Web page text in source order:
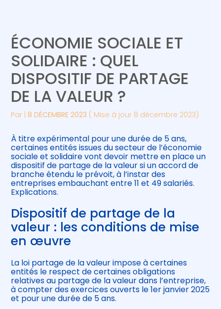
Gérer votre quotidien
Piloter votre entreprise
Développer votre entreprise
Être prêt pour la facturation
électronique
Suivre votre comptabilité
Gérer vos ressources humaines
ÉCONOMIE SOCIALE ET
SOLIDAIRE : QUEL
DISPOSITIF DE PARTAGE
DE LA VALEUR ?
Par |8 DÉCEMBRE 2023 ( Mise à jour 8 décembre 2023)
À titre expérimental pour une durée de 5 ans,
certaines entités issues du secteur de l’économie
sociale et solidaire vont devoir mettre en place un
dispositif de partage de la valeur si un accord de
branche étendu le prévoit, à l’instar des
entreprises embauchant entre 11 et 49 salariés.
Explications.
Dispositif de partage de la
valeur : les conditions de mise
en œuvre
La loi partage de la valeur impose à certaines
entités le respect de certaines obligations
relatives au partage de la valeur dans l’entreprise,
à compter des exercices ouverts le 1er janvier 2025
et pour une durée de 5 ans.